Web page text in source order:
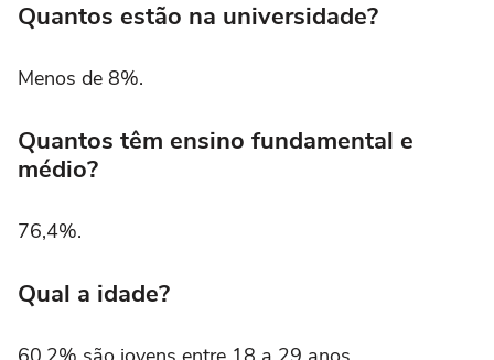
Quantos estão na universidade?
Menos de 8%.
Quantos têm ensino fundamental e
médio?
76,4%.
Qual a idade?